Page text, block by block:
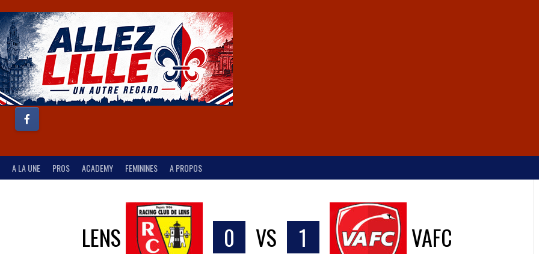
A LA UNE PROS ACADEMY FEMININES A PROPOS
LENS 0 VS 1 VAFC